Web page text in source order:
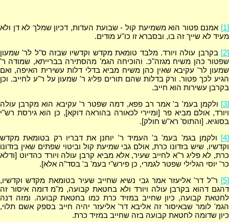
[1]
אמנם פטור הוא משמיעת קול - שבועת העדות, דכיון שמלך לא דן ולא
מעיד לא שייך זה בו, ובסברא זו כו"ע מודים.
[2]
בקרבן עולה ויורד. מלבד טומאת מקדש וקדשיו שבזה ס"ל לר' שמעון
שפטור כהן משיח מגזה"כ. והוכיחה הגמ' מהסתירה בברייתא, שמודה ר'
שמעון לר' עקיבא שאין כהן משיח מביא בדלי דלות עשירית האיפה, ואם
הגיע לכך פטור. ורק בדלות שהם תורים פליג ר' שמעון על ר"ע לחייב. וכן
בקרבן עשירות הוא חייב.
[3]
ולקמן בעמ' ב' אמר רב פפא, דמה שפטר ר' עקיבא הוא מקרבן עולה
ויורד, אולם מביא פר [ומיירי לכאורה בהוראה דוקא], כן הוא גירסת רש"י
בסוגיא. [והתוס' רא"ש חולק].
[4]
ולקמן בגמ' בעמ' ב' העמיד ר' יוחנן את דבריו רק בטומאת מקדש
וקדשיו, שיש בזדונו כרת, אולם גבי שמיעת קול וביטוי שפתים שאין בזדונו
כרת, לא פליג ר"א לחייב שעיר, אלא מביא קרבן עולה ויורד כהדיוט [ודלא
כר' יוסי הגלילי שפטר לגמרי, כן פירש"י בעמ' ב' בסד"ה אלא].
[5]
ר"ל דר' אליעזר אמר גבי נשיא שחייב שעיר בטומאת מקדש וקדשיו,
דהגם דהוא בקרבן עולה ויורד ולא בחטאת קבועה, מ"מ דומה איסור זה
לחטאת קבועה, כיון שחייב במזיד כרת כמו בחטאת קבועה. ומזה דנה
הגמ' לומר שבאיסור זה אליבא דר' אליעזר יהיה חייב בספק אשם תלוי,
כיון שדומה לחטאת קבועה בזה שחייב במזיד כרת.